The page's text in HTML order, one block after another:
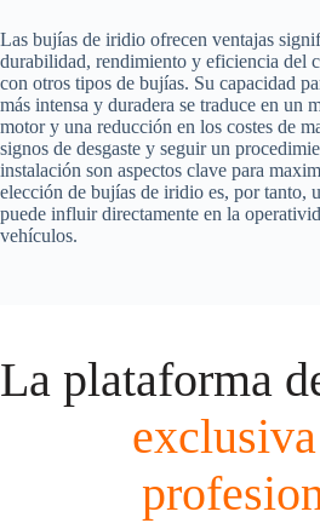
Las bujías de iridio ofrecen ventajas
durabilidad, rendimiento y eficiencia del
con otros tipos de bujías. Su capacidad
más intensa y duradera se traduce en un
motor y una reducción en los costes de
signos de desgaste y seguir un
instalación son aspectos clave para
elección de bujías de iridio es, por tanto,
puede influir directamente en la
vehículos.
La plataforma